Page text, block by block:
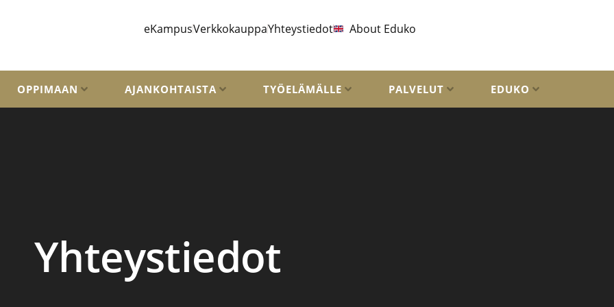
eKampusVerkkokauppaYhteystiedot About Eduko
OPPIMAAN AJANKOHTAISTA TYÖELÄMÄLLE PALVELUT EDUKO
Yhteystiedot